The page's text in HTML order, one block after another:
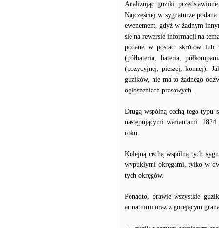
Analizując guziki
Najczęściej w sygnaturze
ewenement, gdyż w żadnym
się na rewersie informacji na
podane w postaci skrótów lub
(półbateria, bateria,
(pozycyjnej, pieszej, konnej).
guzików, nie ma to żadnego
ogłoszeniach prasowych.
Drugą wspólną cechą tego typu
następującymi wariantami:
roku.
Kolejną cechą wspólną tych
wypukłymi okręgami, tylko w
tych okręgów.
Ponadto, prawie wszystkie
armatnimi oraz z gorejącym